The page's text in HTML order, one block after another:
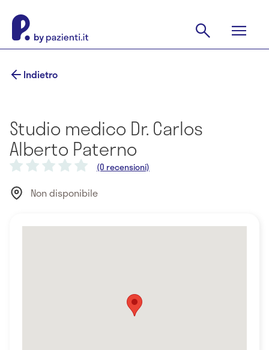
Indietro
Studio medico Dr. Carlos
Alberto Paterno
(0 recensioni)
Non disponibile